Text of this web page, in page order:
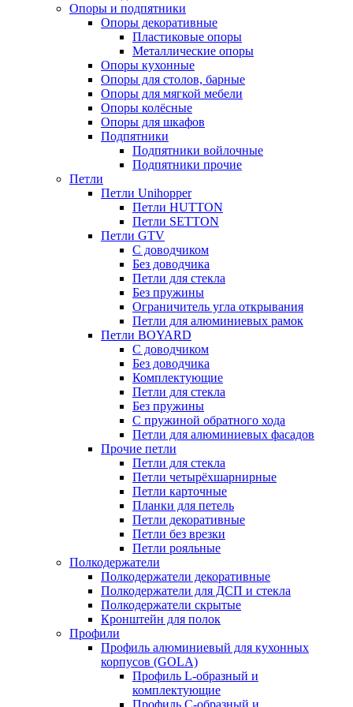
Опоры и подпятники
Опоры декоративные
Пластиковые опоры
Металлические опоры
Опоры кухонные
Опоры для столов, барные
Опоры для мягкой мебели
Опоры колёсные
Опоры для шкафов
Подпятники
Подпятники войлочные
Подпятники прочие
Петли
Петли Unihopper
Петли HUTTON
Петли SETTON
Петли GTV
С доводчиком
Без доводчика
Петли для стекла
Без пружины
Ограничитель угла открывания
Петли для алюминиевых рамок
Петли BOYARD
С доводчиком
Без доводчика
Комплектующие
Петли для стекла
Без пружины
С пружиной обратного хода
Петли для алюминиевых фасадов
Прочие петли
Петли для стекла
Петли четырёхшарнирные
Петли карточные
Планки для петель
Петли декоративные
Петли без врезки
Петли рояльные
Полкодержатели
Полкодержатели декоративные
Полкодержатели для ДСП и стекла
Полкодержатели скрытые
Кронштейн для полок
Профили
Профиль алюминиевый для кухонных
корпусов (GOLA)
Профиль L-образный и
комплектующие
Профиль C-образный и